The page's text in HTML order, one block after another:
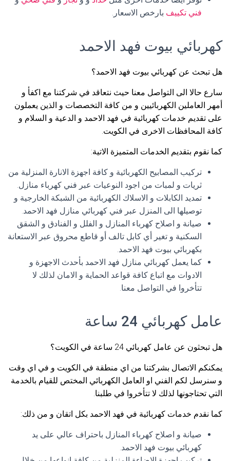
فني تكييف بارخص الاسعار.
كهربائي بيوت فهد الاحمد
هل تبحث عن كهربائي بيوت فهد الاحمد؟
سارع حالا الى التواصل معنا حيث نتعاقد في شركتنا مع اكفأ و
أمهر العاملين الكهربائيين و من كافة التخصصات و الذين يعملون
على تقديم خدمات كهربائية في فهد الاحمد و الدعية و السلام و
كافة المحافظات الاخرى في الكويت.
كما نقوم بتقديم الخدمات المتميزة الاتية:
تركيب المصابيح الكهربائية و كافة اجهزة الانارة المنزلية من
ثريات و لمبات من اجود النوعيات عبر فني كهرباء منازل.
تمديد الكابلات و الاسلاك الكهربائية من الشبكة الخارجية و
توصيلها الى المنزل عبر فني كهربائي منازل فهد الاحمد.
صيانة و اصلاح كهرباء المنازل و الفلل و الفنادق و الشقق
السكنية و تغير أي كابل تالف أو قاطع محروق عبر الاستعانة
بكهربائي بيوت فهد الاحمد.
كما يعمل كهربائي منازل فهد الاحمد بأحدث الاجهزة و
الادوات مع اتباع كافة قواعد الحماية و الامان لذلك لا
تتأخروا في التواصل معنا.
عامل كهربائي 24 ساعة
هل تبحثون عن عامل كهربائي 24 ساعة في الكويت؟
يمكنكم الاتصال بشركتنا من اي منطقة في الكويت و في اي وقت
و سنرسل لكم الفني او العامل الكهربائي المختص للقيام بالخدمة
التي تحتاجونها لذلك لا تتأخروا في طلبنا.
كما نقدم خدمات كهربائية في فهد الاحمد بكل اتقان و من ذلك:
صيانة و اصلاح كهرباء المنازل باحتراف عالي على يد
كهربائي بيوت فهد الاحمد.